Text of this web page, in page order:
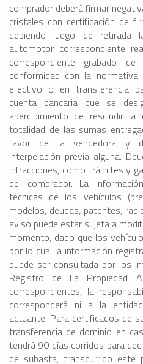
comprador deberá firmar
cristales con certificación de
debiendo luego de retirada
automotor correspondiente
correspondiente grabado
conformidad con la
efectivo o en transferencia
cuenta bancaria que se
apercibimiento de rescindir
totalidad de las sumas
favor de la vendedora y
interpelación previa alguna.
infracciones, como trámites y
del comprador. La
técnicas de los vehículos
modelos, deudas, patentes,
aviso puede estar sujeta a
momento, dado que los
por lo cual la información
puede ser consultada por los
Registro de La Propiedad
correspondientes, la
corresponderá ni a la
actuante. Para certificados de
transferencia de dominio en
tendrá 90 días corridos para
de subasta, transcurrido